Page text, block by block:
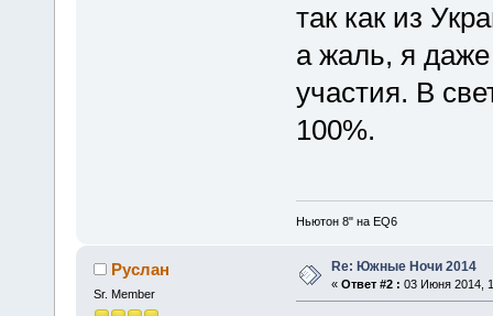
так как из
а жаль, я даже
участия. В
100%.
Ньютон 8" на EQ6
Руслан
Sr. Member
Re: Южные Ночи 2014
« Ответ #2 : 03 Июня 2014,